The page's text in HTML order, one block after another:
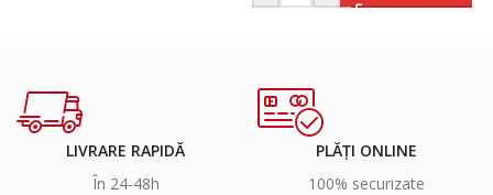
LIVRARE RAPIDĂ
În 24-48h
PLĂȚI ONLINE
100% securizate